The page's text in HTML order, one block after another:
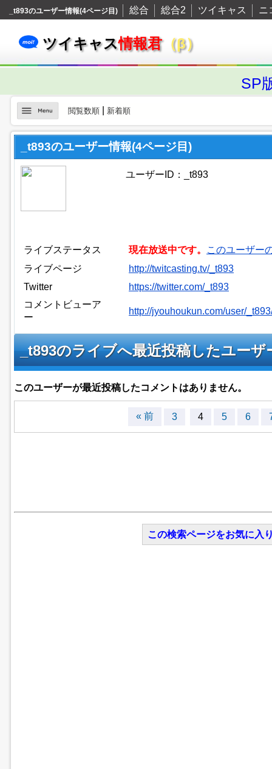
_t893のユーザー情報(4ページ目) 総合 総合2 ツイキャス ニ
ツイキャス情報君（β）
SP
閲覧数順| 新着順
_t893のユーザー情報(4ページ目)
ユーザーID：_t893
ライブステータス 現在放送中です。
このユーザー
ライブページ
http://twitcasting.tv/_t893
Twitter
https://twitter.com/_t893
コメントビューア
ー
http://jyouhoukun.com/user/
_t893のライブへ最近投稿したユーザ
このユーザーが最近投稿したコメントはありません。
« 前 3 4 5 6
この検索ページをお気に入